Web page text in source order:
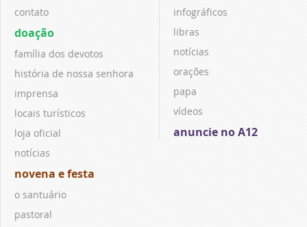
contato
doação
família dos devotos
história de nossa senhora
imprensa
locais turísticos
loja oficial
notícias
novena e festa
o santuário
pastoral
infográficos
libras
notícias
orações
papa
vídeos
anuncie no A12